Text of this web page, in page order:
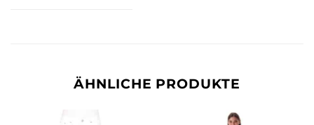
ÄHNLICHE PRODUKTE